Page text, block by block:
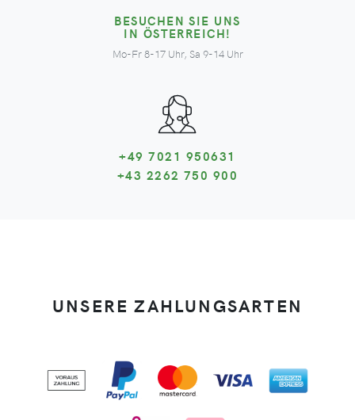
BESUCHEN SIE UNS
IN ÖSTERREICH!
Mo-Fr 8-17 Uhr, Sa 9-14 Uhr
+49 7021 950631
+43 2262 750 900
UNSERE ZAHLUNGSARTEN